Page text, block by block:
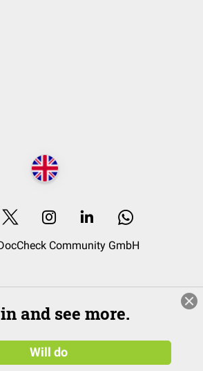
Community GmbH
and see more.
Will do